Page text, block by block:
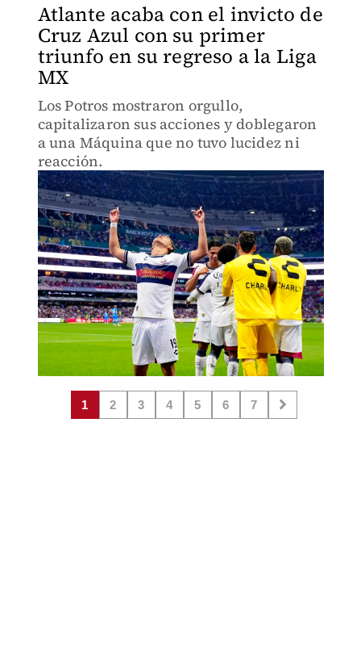
Atlante acaba con el invicto de
Cruz Azul con su primer
triunfo en su regreso a la Liga
MX
Los Potros mostraron orgullo,
capitalizaron sus acciones y doblegaron
a una Máquina que no tuvo lucidez ni
reacción.
1 2 3 4 5 6 7